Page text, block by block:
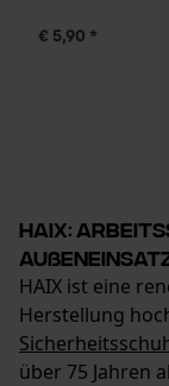
€ 5,90 *
HAIX:
HAIX ist eine
Herstellung
über 75 Jahren